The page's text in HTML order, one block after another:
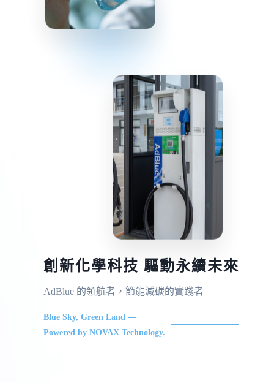
創新化學科技 驅動永續未來
AdBlue 的領航者，節能減碳的實踐者
Blue Sky, Green Land —
Powered by NOVAX Technology.